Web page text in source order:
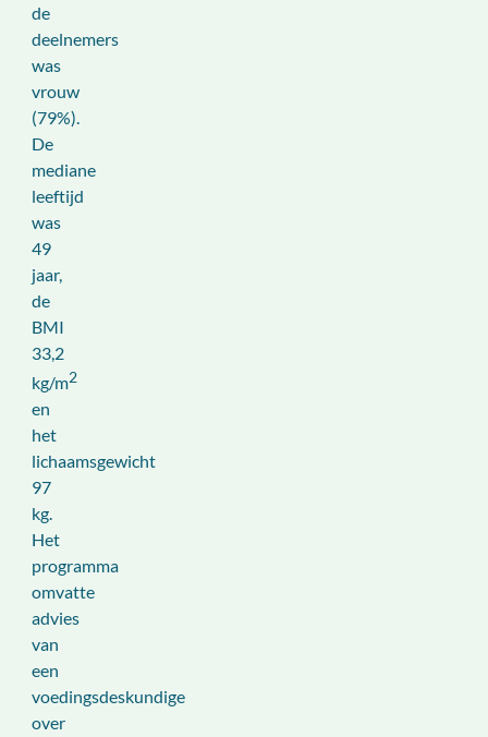
de
deelnemers
was
vrouw
(79%).
De
mediane
leeftijd
was
49
jaar,
de
BMI
33,2
kg/m2
en
het
lichaamsgewicht
97
kg.
Het
programma
omvatte
advies
van
een
voedingsdeskundige
over